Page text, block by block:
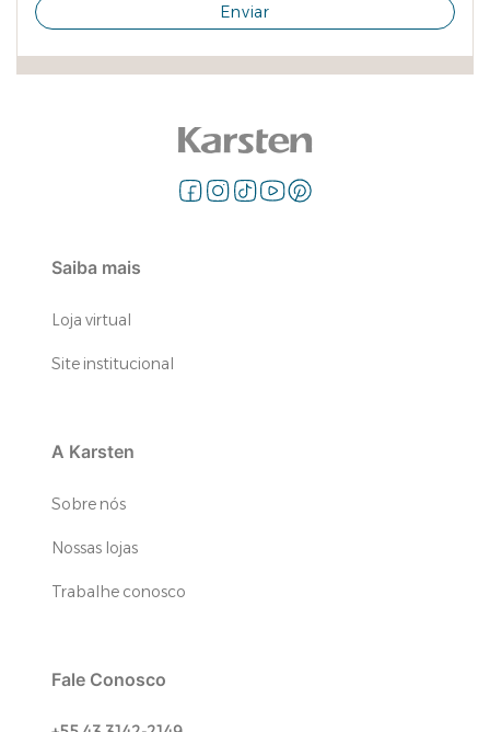
Saiba mais
Loja virtual
Site institucional
A Karsten
Sobre nós
Nossas lojas
Trabalhe conosco
Fale Conosco